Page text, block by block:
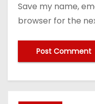
Save my name,
browser for the